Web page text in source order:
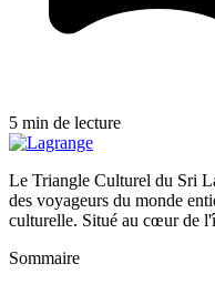
5 min de lecture
Le Triangle Culturel du Sri
des voyageurs du monde
culturelle. Situé au cœur de
Sommaire